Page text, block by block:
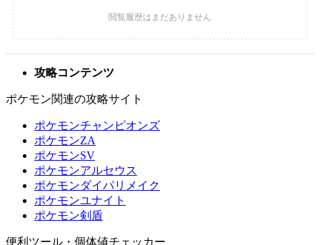
攻略コンテンツ
ポケモン関連の攻略サイト
ポケモンチャンピオンズ
ポケモンZA
ポケモンSV
ポケモンアルセウス
ポケモンダイパリメイク
ポケモンユナイト
ポケモン剣盾
便利ツール・個体値チェッカー